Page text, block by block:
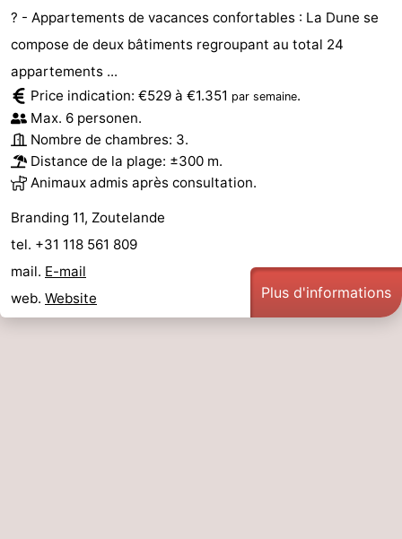
Ferry
Stationnement
Adresses
Médicales
Région
Zeeland
Schouwen-
Duiveland
-
Renesse
-
Brouwershaven
-
? - Appartements de vacances confortables : La Dune se
compose de deux bâtiments regroupant au total 24
appartements ...
Price indication: €529 à €1.351 par semaine.
Max. 6 personen.
Nombre de chambres: 3.
Distance de la plage: ±300 m.
Animaux admis après consultation.
Branding 11, Zoutelande
tel. +31 118 561 809
mail. E-mail
web. Website Plus d'informations